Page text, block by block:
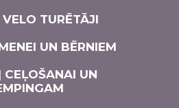
TURĒTĀJI
UN BĒRNIEM
CEĻOŠANAI UN